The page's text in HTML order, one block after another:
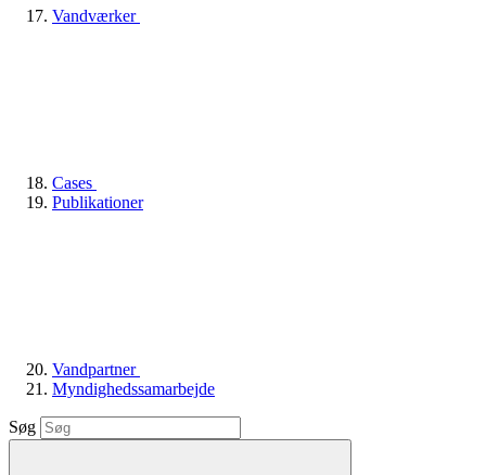
Vandværker
Cases
Publikationer
Vandpartner
Myndighedssamarbejde
Søg